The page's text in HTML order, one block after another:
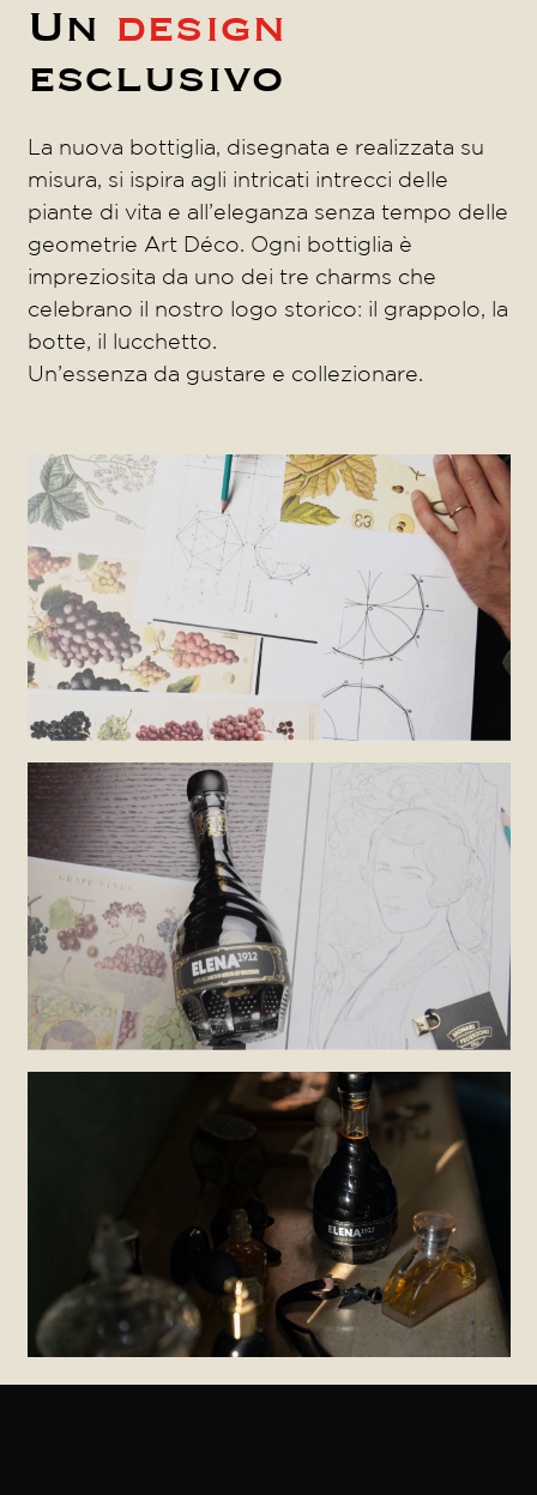
Un design
esclusivo
La nuova bottiglia, disegnata e realizzata su
misura, si ispira agli intricati intrecci delle
piante di vita e all’eleganza senza tempo delle
geometrie Art Déco. Ogni bottiglia è
impreziosita da uno dei tre charms che
celebrano il nostro logo storico: il grappolo, la
botte, il lucchetto.
Un’essenza da gustare e collezionare.